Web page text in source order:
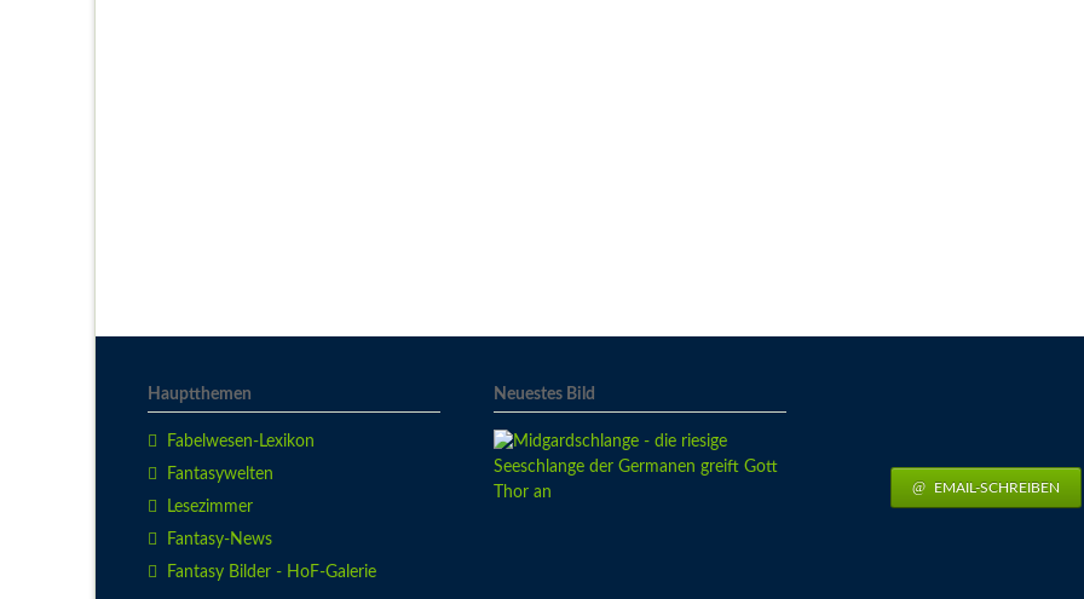
Hauptthemen
Fabelwesen-Lexikon
Fantasywelten
Lesezimmer
Fantasy-News
Fantasy Bilder - HoF-Galerie
Neuestes Bild
EMAIL-SCHREIBEN